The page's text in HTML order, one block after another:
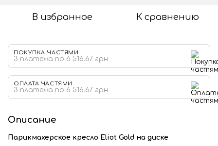
В избранное К сравнению
ПОКУПКА ЧАСТЯМИ
3 платежа по 6 516.67 грн
ОПЛАТА ЧАСТЯМИ
3 платежа по 6 516.67 грн
Описание
Парикмахерское кресло Eliot Gold на диске